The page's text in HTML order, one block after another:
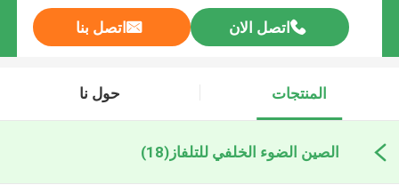
اتصل الان اتصل بنا
المنتجات حول نا
الصين الضوء الخلفي للتلفاز (18)